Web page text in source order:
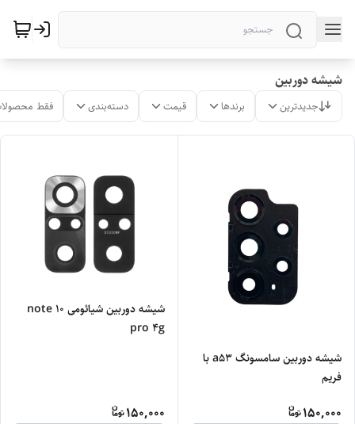
شیشه دوربین
جدیدترین برندها قیمت دسته‌بندی فقط
شیشه دوربین سامسونگ a53 با
فریم
150,000
شیشه دوربین شیائومی note 10
pro 4g
150,000